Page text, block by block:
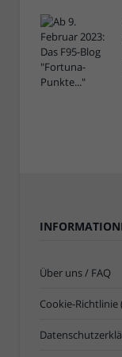
Über uns / FAQ
Cookie-Richtlinie